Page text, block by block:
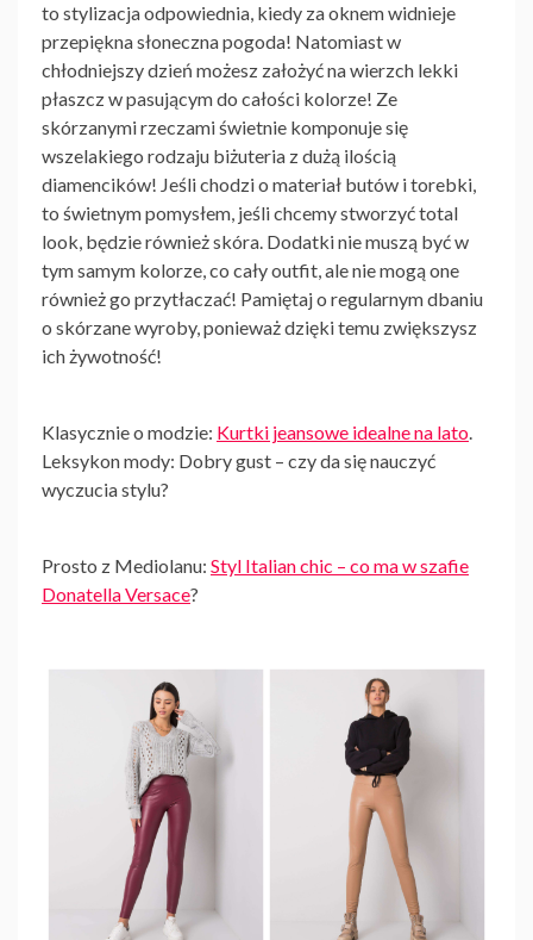
to stylizacja odpowiednia, kiedy za oknem widnieje
przepiękna słoneczna pogoda! Natomiast w
chłodniejszy dzień możesz założyć na wierzch lekki
płaszcz w pasującym do całości kolorze! Ze
skórzanymi rzeczami świetnie komponuje się
wszelakiego rodzaju biżuteria z dużą ilością
diamencików! Jeśli chodzi o materiał butów i torebki,
to świetnym pomysłem, jeśli chcemy stworzyć total
look, będzie również skóra. Dodatki nie muszą być w
tym samym kolorze, co cały outfit, ale nie mogą one
również go przytłaczać! Pamiętaj o regularnym dbaniu
o skórzane wyroby, ponieważ dzięki temu zwiększysz
ich żywotność!
Klasycznie o modzie: Kurtki jeansowe idealne na lato.
Leksykon mody: Dobry gust – czy da się nauczyć
wyczucia stylu?
Prosto z Mediolanu: Styl Italian chic – co ma w szafie
Donatella Versace?